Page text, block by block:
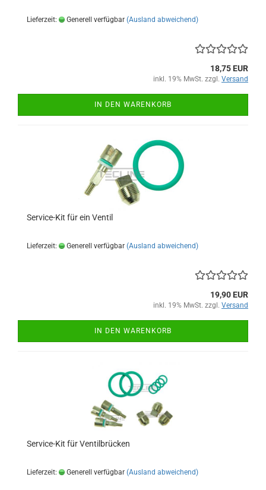
Lieferzeit: Generell verfügbar (Ausland abweichend)
18,75 EUR
inkl. 19% MwSt. zzgl. Versand
IN DEN WARENKORB
Service-Kit für ein Ventil
Lieferzeit: Generell verfügbar (Ausland abweichend)
19,90 EUR
inkl. 19% MwSt. zzgl. Versand
IN DEN WARENKORB
Service-Kit für Ventilbrücken
Lieferzeit: Generell verfügbar (Ausland abweichend)